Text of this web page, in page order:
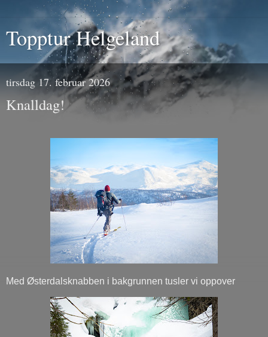
Topptur Helgeland
tirsdag 17. februar 2026
Knalldag!
Med Østerdalsknabben i bakgrunnen tusler vi oppover